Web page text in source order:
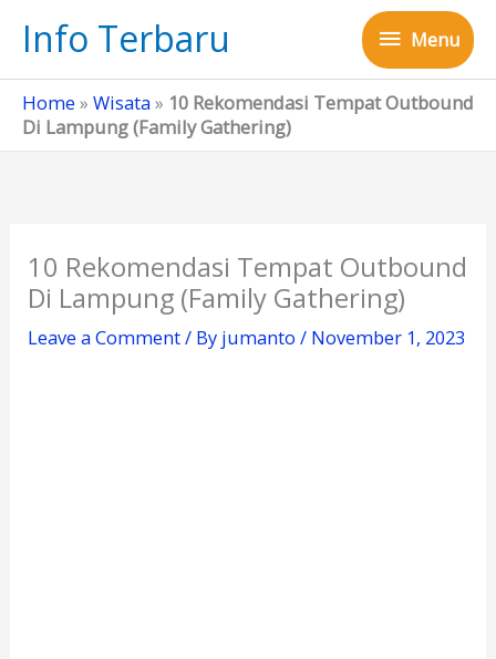
Info Terbaru Menu
Menu
Home » Wisata» 10 Rekomendasi Tempat Outbound
Di Lampung (Family Gathering)
10 Rekomendasi Tempat Outbound
Di Lampung (Family Gathering)
Leave a Comment/ By jumanto/ November 1, 2023